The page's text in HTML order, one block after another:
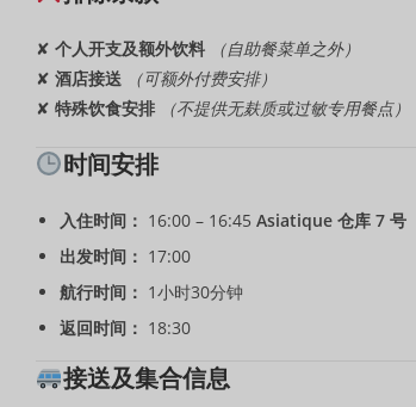
✘ 个人开支及额外饮料
（自助餐菜单之外）
✘ 酒店接送
（可额外付费安排）
✘ 特殊饮食安排 （不提供无麸质或过敏专用餐点）
时间安排
入住时间： 16:00 – 16:45 Asiatique 仓库 7 号
出发时间： 17:00
航行时间： 1小时30分钟
返回时间： 18:30
接送及集合信息